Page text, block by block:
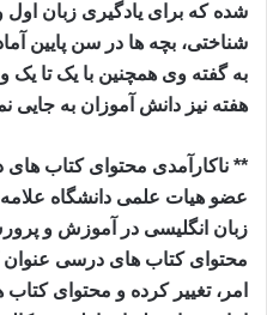
شده که برای یادگیری زبان
شناختی، بچه ها در سن پایین
به گفته وی همچنین با یک تا
هفته نیز دانش آموزان به جایی
** ناکارآمدی محتوای کتاب
عضو هیات علمی دانشگاه
زبان انگلیسی در آموزش و
محتوای کتاب های درسی عنوان
امر، تغییر کرده و محتوای